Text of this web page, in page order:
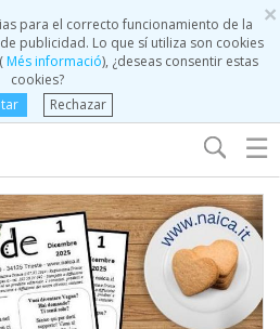
×
para el correcto funcionamiento de la
publicidad. Lo que sí utiliza son cookies
Més informació), ¿deseas consentir estas
cookies?
Rechazar
☰